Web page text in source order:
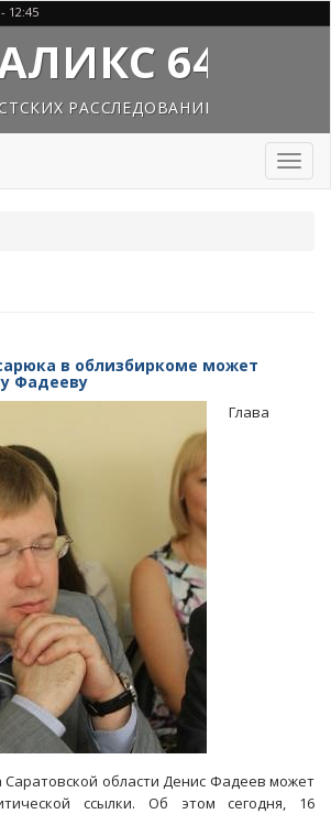
12:45
64
РАССЛЕДОВАНИЙ
Toggle
в облизбиркоме может
Фадееву
Глава
Саратовской области Денис Фадеев может
ссылки. Об этом сегодня, 16